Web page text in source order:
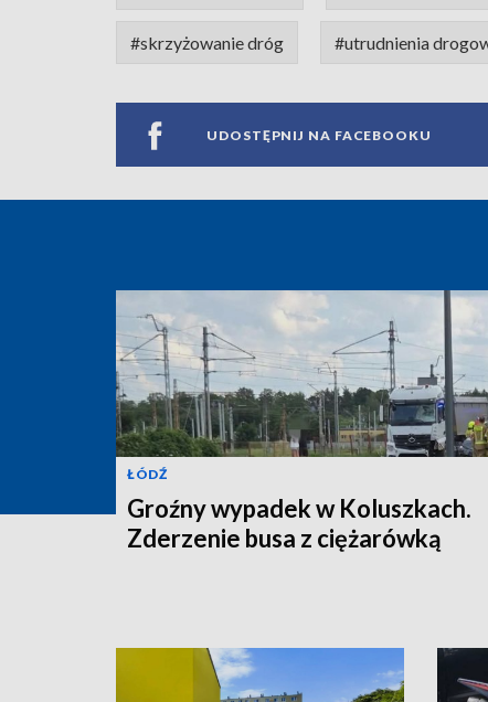
#skrzyżowanie dróg #utrudnienia
UDOSTĘPNIJ NA FACEBOOKU
ŁÓDŹ
Groźny wypadek w Koluszkach.
Zderzenie busa z ciężarówką